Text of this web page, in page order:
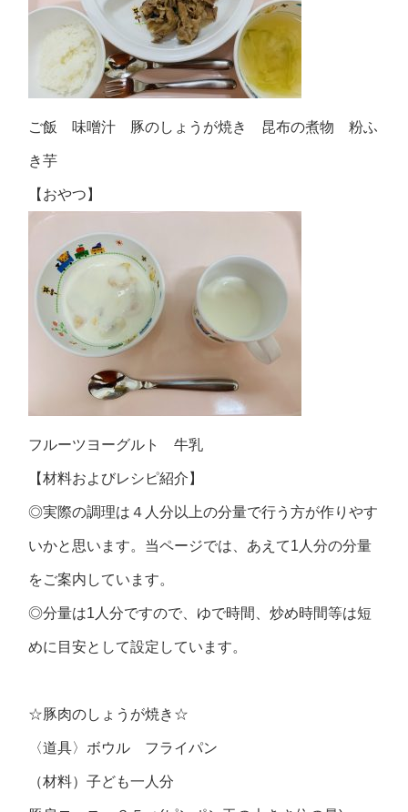
ご飯 味噌汁 豚のしょうが焼き 昆布の煮物 粉ふ
き芋
【おやつ】
フルーツヨーグルト 牛乳
【材料およびレシピ紹介】
◎実際の調理は４人分以上の分量で行う方が作りやす
いかと思います。当ページでは、あえて1人分の分量
をご案内しています。
◎分量は1人分ですので、ゆで時間、炒め時間等は短
めに目安として設定しています。
☆豚肉のしょうが焼き☆
〈道具〉ボウル フライパン
（材料）子ども一人分